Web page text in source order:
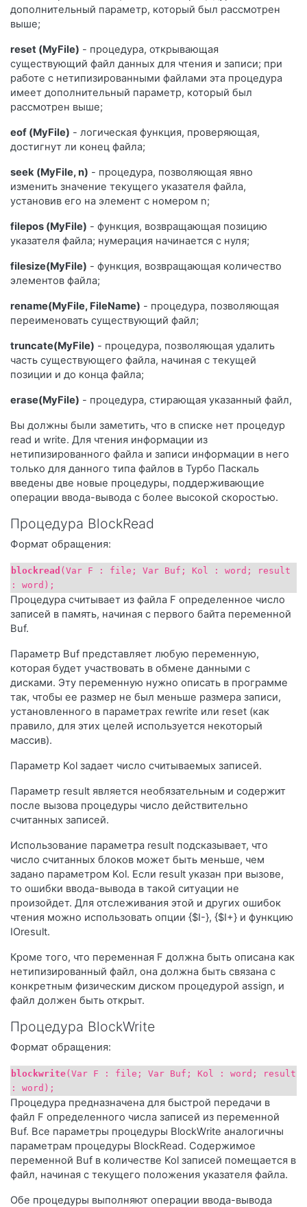
дополнительный параметр, который был рассмотрен
выше;
reset (МуFilе) - процедура, открывающая
существующий файл данных для чтения и записи; при
работе с нетипизированными файлами эта процедура
имеет дополнительный параметр, который был
рассмотрен выше;
eof (МуFilе) - логическая функция, проверяющая,
достигнут ли конец файла;
seek (МуFilе, n) - процедура, позволяющая явно
изменить значение текущего указателя файла,
установив его на элемент с номером n;
filepos (МуFilе) - функция, возвращающая позицию
указателя файла; нумерация начинается с нуля;
filesize(МуFilе) - функция, возвращающая количество
элементов файла;
rename(МуFilе, FileName) - процедура, позволяющая
переименовать существующий файл;
truncate(МуFilе) - процедура, позволяющая удалить
часть существующего файла, начиная с текущей
позиции и до конца файла;
erase(МуFilе) - процедура, стирающая указанный файл,
Вы должны были заметить, что в списке нет процедур
read и write. Для чтения информации из
нетипизированного файла и записи информации в него
только для данного типа файлов в Турбо Паскаль
введены две новые процедуры, поддерживающие
операции ввода-вывода с более высокой скоростью.
Процедура BlockRead
Формат обращения:
blockread (Var F : file; Var Buf; Kol : word; result
: word);
Процедура считывает из файла F определенное число
записей в память, начиная с первого байта переменной
Buf.
Параметр Buf представляет любую переменную,
которая будет участвовать в обмене данными с
дисками. Эту переменную нужно описать в программе
так, чтобы ее размер не был меньше размера записи,
установленного в параметрах rewrite или reset (как
правило, для этих целей используется некоторый
массив).
Параметр Kol задает число считываемых записей.
Параметр result является необязательным и содержит
после вызова процедуры число действительно
считанных записей.
Использование параметра result подсказывает, что
число считанных блоков может быть меньше, чем
задано параметром Kol. Если result указан при вызове,
то ошибки ввода-вывода в такой ситуации не
произойдет. Для отслеживания этой и других ошибок
чтения можно использовать опции {$I-}, {$I+} и функцию
IOresult.
Кроме того, что переменная F должна быть описана как
нетипизированный файл, она должна быть связана с
конкретным физическим диском процедурой assign, и
файл должен быть открыт.
Процедура BlockWrite
Формат обращения:
blockwrite(Var F : file; Var Buf; Kol : word; result
: word);
Процедура предназначена для быстрой передачи в
файл F определенного числа записей из переменной
Buf. Все параметры процедуры BlockWrite аналогичны
параметрам процедуры BlockRead. Содержимое
переменной Buf в количестве Kol записей помещается в
файл, начиная с текущего положения указателя файла.
Обе процедуры выполняют операции ввода-вывода